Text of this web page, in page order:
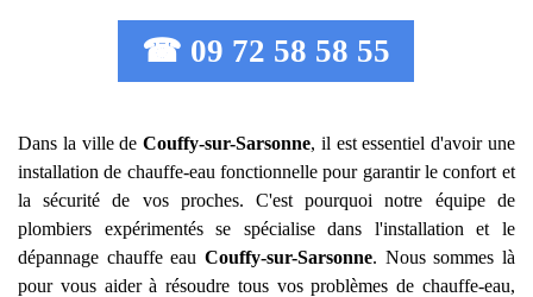
☎ 09 72 58 58 55
Dans la ville de Couffy-sur-Sarsonne, il est essentiel d'avoir une
installation de chauffe-eau fonctionnelle pour garantir le confort et
la sécurité de vos proches. C'est pourquoi notre équipe de
plombiers expérimentés se spécialise dans l'installation et le
dépannage chauffe eau Couffy-sur-Sarsonne. Nous sommes là
pour vous aider à résoudre tous vos problèmes de chauffe-eau,